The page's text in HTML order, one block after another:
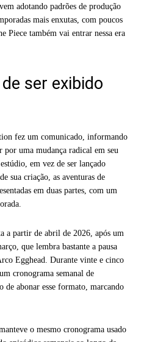
adotando padrões de produção
mais enxutas, com poucos
Piece também vai entrar nessa era
ser exibido
fez um comunicado, informando
por uma mudança radical em seu
em vez de ser lançado
sua criação, as aventuras de
em duas partes, com um
a partir de abril de 2026, após um
que lembra bastante a pausa
Egghead. Durante vinte e cinco
cronograma semanal de
de abonar esse formato, marcando
o mesmo cronograma usado